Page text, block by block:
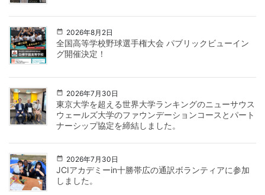
2026年8月2日
全国高等学校野球選手権大会 パブリックビューイン
グ開催決定！
2026年7月30日
東京大学を超える世界大学ランキングのニューサウス
ウェールズ大学のファウンデーションコースとパート
ナーシップ協定を締結しました。
2026年7月30日
JCIアカデミーin十勝帯広の通訳ボランティアに参加
しました。